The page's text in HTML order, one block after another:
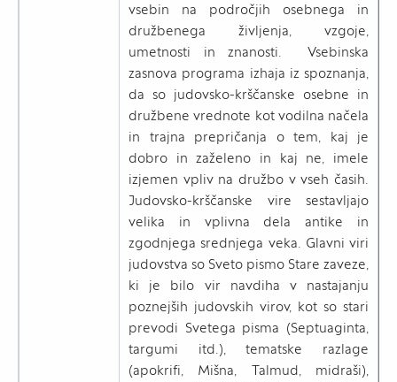
vsebin na področjih osebnega in
družbenega življenja, vzgoje,
umetnosti in znanosti. Vsebinska
zasnova programa izhaja iz spoznanja,
da so judovsko-krščanske osebne in
družbene vrednote kot vodilna načela
in trajna prepričanja o tem, kaj je
dobro in zaželeno in kaj ne, imele
izjemen vpliv na družbo v vseh časih.
Judovsko-krščanske vire sestavljajo
velika in vplivna dela antike in
zgodnjega srednjega veka. Glavni viri
judovstva so Sveto pismo Stare zaveze,
ki je bilo vir navdiha v nastajanju
poznejših judovskih virov, kot so stari
prevodi Svetega pisma (Septuaginta,
targumi itd.), tematske razlage
(apokrifi, Mišna, Talmud, midraši),